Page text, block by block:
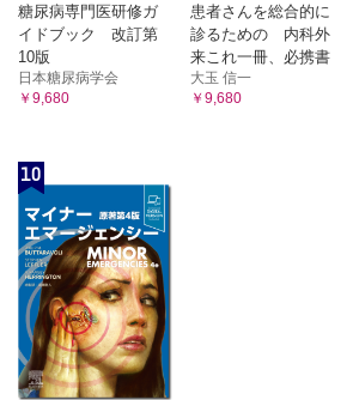
糖尿病専門医研修ガ
イドブック 改訂第
10版
日本糖尿病学会
￥9,680
患者さんを総合的に
診るための 内科外
来これ一冊、必携書
大玉 信一
￥9,680
10